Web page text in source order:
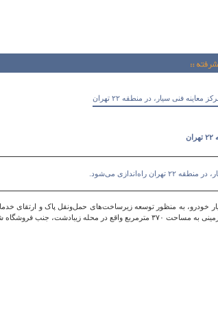
معاینه فنی سیار، در منطقه ۲۲ تهران
راه‌اندازی می‌شود.
جنب فروشگاه شهروند مستقر می‌شود.